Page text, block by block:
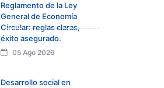
Reglamento de la Ley
General de Economía
Circular: reglas claras,
éxito asegurado.
05 Ago 2026
Desarrollo social en